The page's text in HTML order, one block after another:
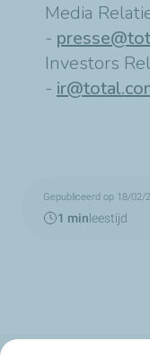
Media
-
Investors
-
Gepubliceerd op 18/02/
1 minleestijd